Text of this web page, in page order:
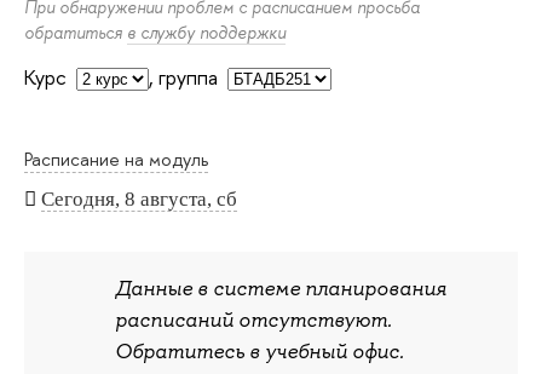
Расписание на модуль
Сегодня, 8 августа, сб
При обнаружении проблем с расписанием просьба
обратиться в службу поддержки
Курс , группа
Данные в системе планирования
расписаний отсутствуют.
Обратитесь в учебный офис.